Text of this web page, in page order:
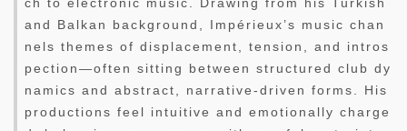
and Balkan background, Impérieux’s music chan
nels themes of displacement, tension, and intros
pection—often sitting between structured club dy
namics and abstract, narrative-driven forms. His
productions feel intuitive and emotionally charge